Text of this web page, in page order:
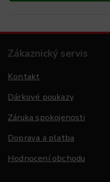
Zákaznický servis
Kontakt
Dárkové poukazy
Záruka spokojenosti
Doprava a platba
Hodnocení obchodu